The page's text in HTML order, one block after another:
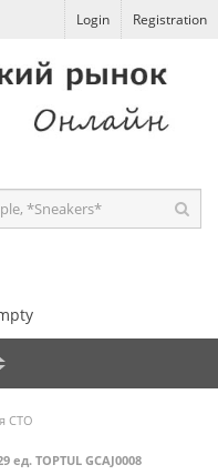
Login Registration
СТО
TOPTUL GCAJ0008